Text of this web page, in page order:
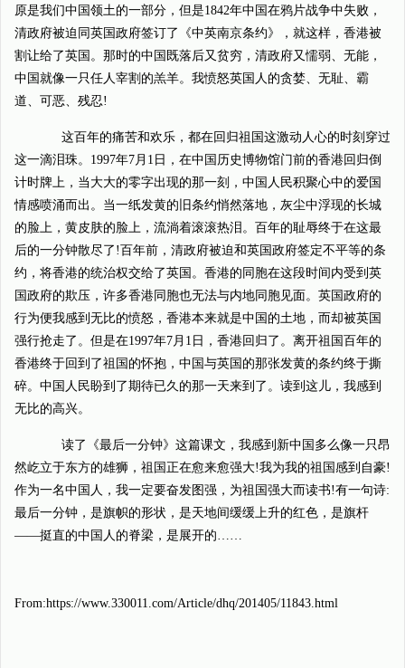
原是我们中国领土的一部分，但是1842年中国在鸦片战争中失败，
清政府被迫同英国政府签订了《中英南京条约》，就这样，香港被
割让给了英国。那时的中国既落后又贫穷，清政府又懦弱、无能，
中国就像一只任人宰割的羔羊。我愤怒英国人的贪婪、无耻、霸
道、可恶、残忍!
这百年的痛苦和欢乐，都在回归祖国这激动人心的时刻穿过
这一滴泪珠。1997年7月1日，在中国历史博物馆门前的香港回归倒
计时牌上，当大大的零字出现的那一刻，中国人民积聚心中的爱国
情感喷涌而出。当一纸发黄的旧条约悄然落地，灰尘中浮现的长城
的脸上，黄皮肤的脸上，流淌着滚滚热泪。百年的耻辱终于在这最
后的一分钟散尽了!百年前，清政府被迫和英国政府签定不平等的条
约，将香港的统治权交给了英国。香港的同胞在这段时间内受到英
国政府的欺压，许多香港同胞也无法与内地同胞见面。英国政府的
行为便我感到无比的愤怒，香港本来就是中国的土地，而却被英国
强行抢走了。但是在1997年7月1日，香港回归了。离开祖国百年的
香港终于回到了祖国的怀抱，中国与英国的那张发黄的条约终于撕
碎。中国人民盼到了期待已久的那一天来到了。读到这儿，我感到
无比的高兴。
读了《最后一分钟》这篇课文，我感到新中国多么像一只昂
然屹立于东方的雄狮，祖国正在愈来愈强大!我为我的祖国感到自豪!
作为一名中国人，我一定要奋发图强，为祖国强大而读书!有一句诗:
最后一分钟，是旗帜的形状，是天地间缓缓上升的红色，是旗杆
——挺直的中国人的脊梁，是展开的……
From:https://www.330011.com/Article/dhq/201405/11843.html